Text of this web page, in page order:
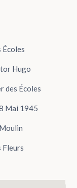
Écoles
Hugo
des Écoles
Mai 1945
Fleurs